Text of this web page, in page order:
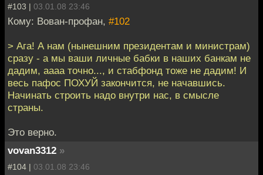
#103 | 03.01.08 23:46
Кому: Вован-профан, #102
> Ага! А нам (нынешним президентам и министрам)
сразу - а мы ваши личные бабки в наших банкам не
дадим, аааа точно..., и стабфонд тоже не дадим! И
весь пафос ПОХУЙ закончится, не начавшись.
Начинать строить надо внутри нас, в смысле
страны.
Это верно.
vovan3312 »
#104 | 03.01.08 23:46